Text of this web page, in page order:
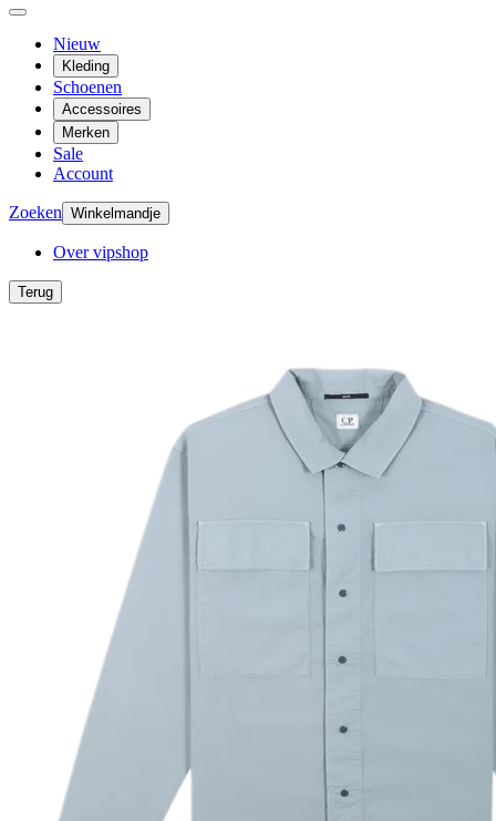
Nieuw
Kleding
Schoenen
Accessoires
Merken
Sale
Account
Zoeken Winkelmandje
Over vipshop
Terug